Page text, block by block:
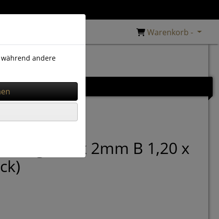
Warenkorb -
200 x 2mm B 1,20 x
während andere